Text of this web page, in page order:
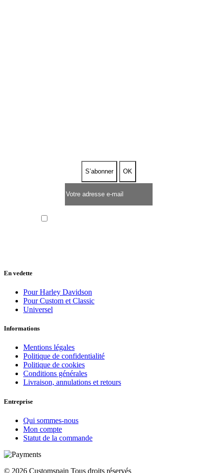
En vedette
Pour Harley Davidson
Pour Custom et Classic
Universel
Informations
Mentions légales
Politique de confidentialité
Politique de cookies
Conditions générales
Livraison, annulations et retours
Entreprise
Qui sommes-nous
Mon compte
Statut de la commande
© 2026 Customspain Tous droits réservés